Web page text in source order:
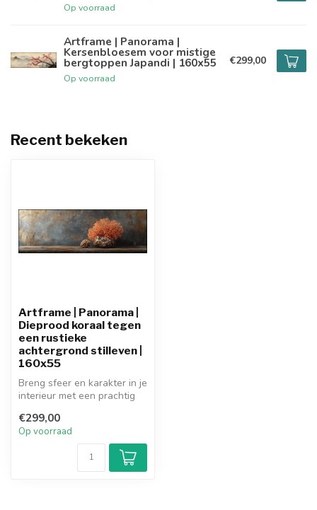
Op voorraad
Artframe | Panorama |
Kersenbloesem voor mistige
bergtoppen Japandi | 160x55
Op voorraad
€299,00
Recent bekeken
Artframe | Panorama |
Dieprood koraal tegen
een rustieke
achtergrond stilleven |
160x55
Breng sfeer en karakter in je
interieur met een prachtig
€299,00
Op voorraad